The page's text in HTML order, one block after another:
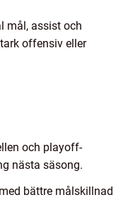
mål, assist och
offensiv eller
och playoff-
nästa säsong.
bättre målskillnad